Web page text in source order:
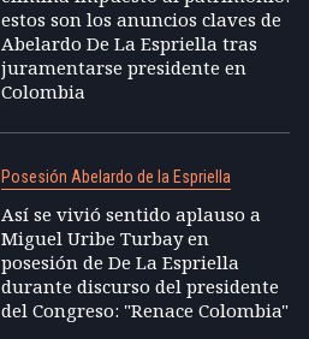
estos son los anuncios claves de
Abelardo De La Espriella tras
juramentarse presidente en
Colombia
Posesión Abelardo de la Espriella
Así se vivió sentido aplauso a
Miguel Uribe Turbay en
posesión de De La Espriella
durante discurso del presidente
del Congreso: "Renace Colombia"